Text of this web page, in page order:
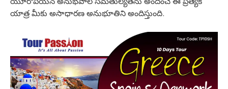
యాత్ర మీకు అసాధారణ అనుభూతిని అందిస్తుంది.